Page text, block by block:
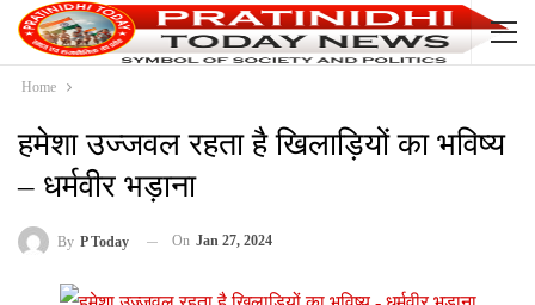
Home
हमेशा उज्जवल रहता है खिलाड़ियों का भविष्य
– धर्मवीर भड़ाना
By P Today On Jan 27, 2024